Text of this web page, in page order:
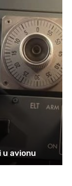
u avionu